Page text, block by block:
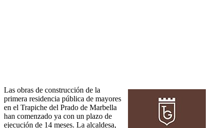
Las obras de construcción de la
primera residencia pública de mayores
en el Trapiche del Prado de Marbella
han comenzado ya con un plazo de
ejecución de 14 meses. La alcaldesa,